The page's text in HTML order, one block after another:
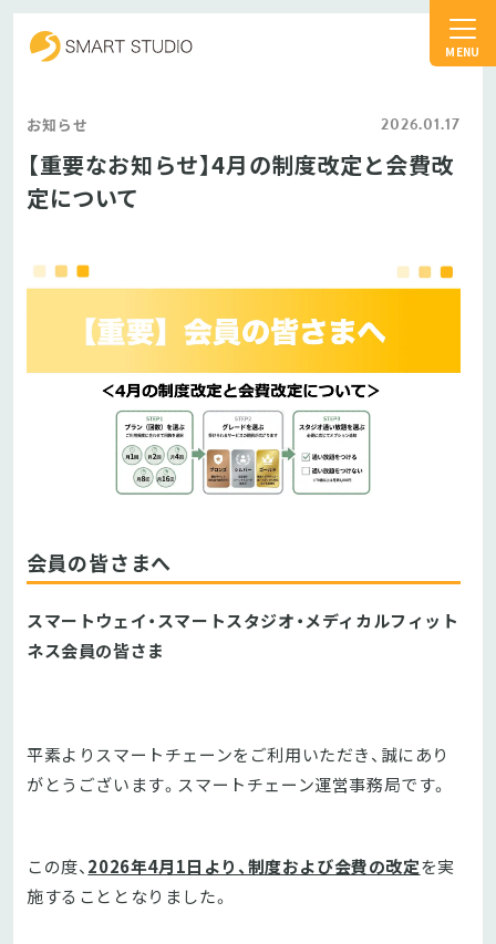
お知らせ 2026.01.17
【重要なお知らせ】4月の制度改定と会費改
定について
会員の皆さまへ
スマートウェイ・スマートスタジオ・メディカルフィット
ネス会員の皆さま
平素よりスマートチェーンをご利用いただき、誠にあり
がとうございます。スマートチェーン運営事務局です。
この度、2026年4月1日より、制度および会費の改定を実
施することとなりました。